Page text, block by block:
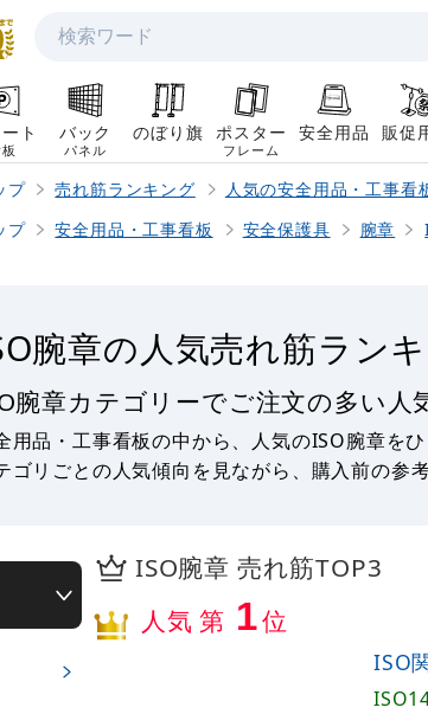
検索
ト バック
パネル
のぼり旗 ポスター
フレーム
安全用品 販促
プ 売れ筋ランキング 人気の安全用品・工事看
プ
安全用品・工事看板 安全保護具 腕章
腕章の人気売れ筋ラン
腕章カテゴリーでご注文の多い
用品・工事看板の中から、人気のISO腕章を
ゴリごとの人気傾向を見ながら、購入前の参
ISO腕章 売れ筋TOP3
人気 第 1位
ISO